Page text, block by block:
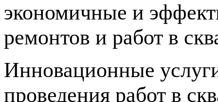
экономичные и
ремонтов и работ в
Инновационные
проведения работ в